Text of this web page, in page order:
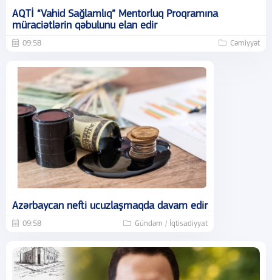
AQTİ “Vahid Sağlamlıq” Mentorluq Proqramına
müraciətlərin qəbulunu elan edir
09:58 Cəmiyyət
Azərbaycan nefti ucuzlaşmaqda davam edir
09:58 Gündəm / İqtisadiyyat